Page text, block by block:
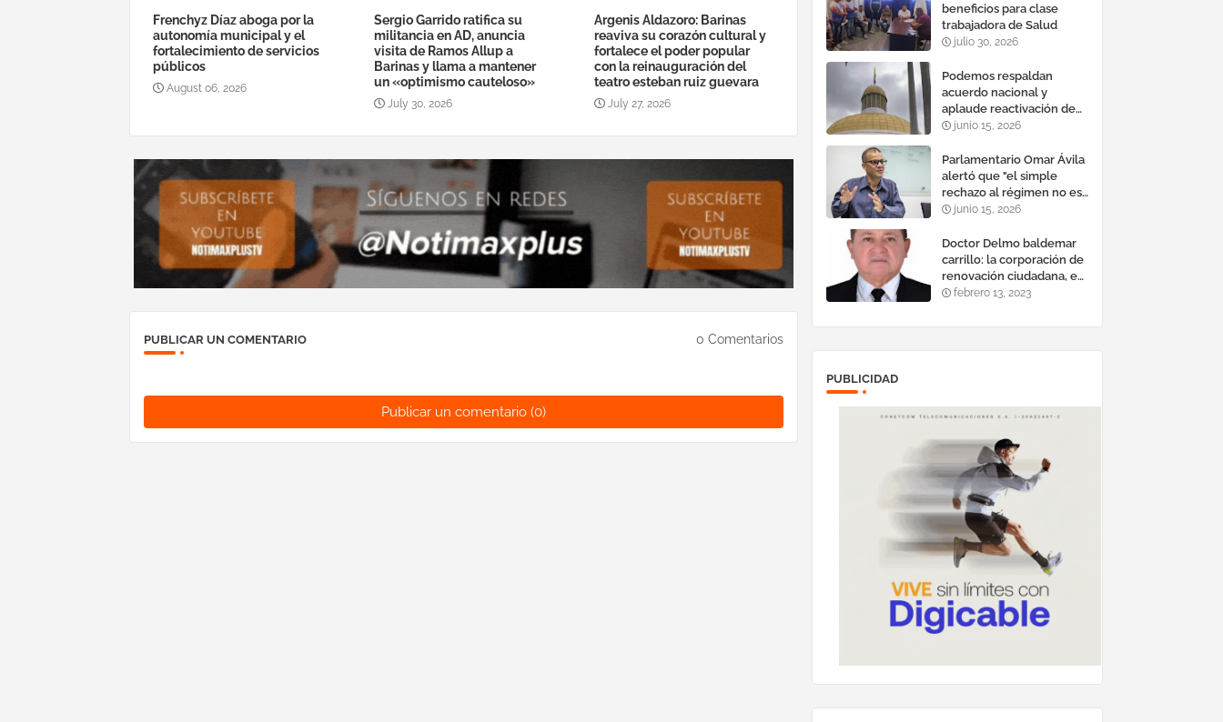
Frenchyz Díaz aboga por la
autonomía municipal y el
fortalecimiento de servicios
públicos
August 06, 2026
Sergio Garrido ratifica su
militancia en AD, anuncia
visita de Ramos Allup a
Barinas y llama a mantener
un «optimismo cauteloso»
July 30, 2026
Argenis Aldazoro: Barinas
reaviva su corazón cultural y
fortalece el poder popular
con la reinauguración del
teatro esteban ruiz guevara
July 27, 2026
PUBLICAR UN COMENTARIO 0 Comentarios
Publicar un comentario (0)
beneficios para clase
trabajadora de Salud
julio 30, 2026
Podemos respaldan
acuerdo nacional y
aplaude reactivación de
Tocoma con la
megavatios al sistema
eléctrico nacional
junio 15, 2026
Parlamentario Omar Ávila
alertó que "el simple
rechazo al régimen no es
suficiente para lograr un
efectivo"
junio 15, 2026
Doctor Delmo baldemar
carrillo: la corporación de
renovación ciudadana, es
un banco mundial de
febrero 13, 2023
PUBLICIDAD